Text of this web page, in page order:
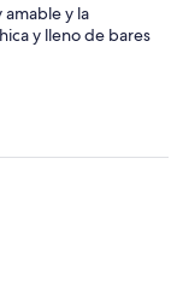
y la
y lleno de bares